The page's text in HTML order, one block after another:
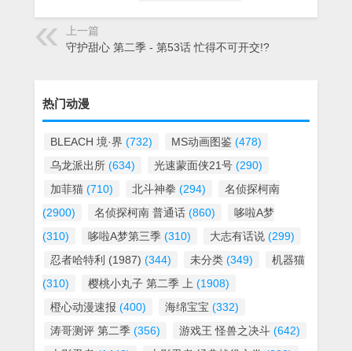
上一篇
守护甜心 第二季 - 第53话 忙得不可开交!?
热门动漫
BLEACH 境·界 (732) MS动画图鉴 (478)
乌龙派出所 (634) 光速蒙面侠21号 (290)
加菲猫 (710) 北斗神拳 (294)
名侦探柯南
(2900)
名侦探柯南 普通话 (860)
哆啦A梦
(310)
哆啦A梦第三季 (310) 大志有话说 (299)
忍者哈特利 (1987) (344) 未分类 (349)
机器猫
(310)
樱桃小丸子 第二季 上 (1908)
橙心动漫速报 (400) 海绵宝宝 (332)
涛哥测评 第二季 (356) 游戏王 怪兽之决斗 (642)